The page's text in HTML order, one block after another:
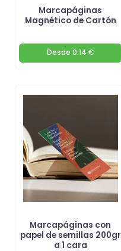
Marcapáginas
Magnético de Cartón
Desde 0.14 €
Marcapáginas con
papel de semillas 200gr
a 1 cara